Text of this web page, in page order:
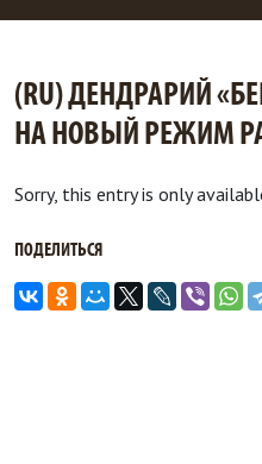
(RU) ДЕНДРАРИЙ
НА НОВЫЙ РЕЖИМ
Sorry, this entry is only
ПОДЕЛИТЬСЯ